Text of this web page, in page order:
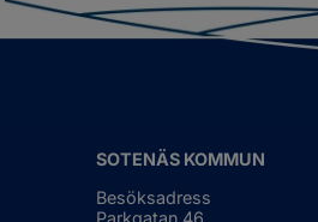
SOTENÄS KOMMUN
Besöksadress
Parkgatan 46